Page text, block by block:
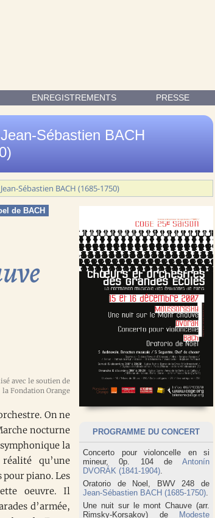
MONT CHAUVE (ARR. RIMSKY-
ENREGISTREMENTS PRESSE
Sébastien BACH
Sébastien BACH (1685-1750)
PROGRAMME DU CONCERT
Concerto pour violoncelle en si
mineur, 0p. 104 de Antonín
DVORÁK (1841-1904)
Oratorio de Noel, BWV 248 de
Jean-Sébastien BACH (1685-1750)
Une nuit sur le mont Chauve (arr.
Rimsky-Korsakov) de Modeste
de BACH
On ne
nocturne
la
qu’une
pour piano. Les
oeuvre. Il
d’armée,